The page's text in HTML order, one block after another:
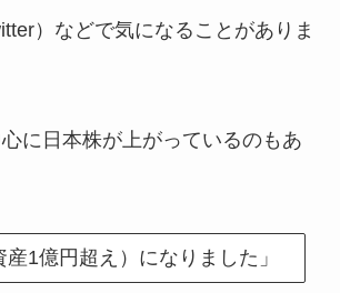
）などで気になることがありま
に日本株が上がっているのもあ
産1億円超え）になりました」